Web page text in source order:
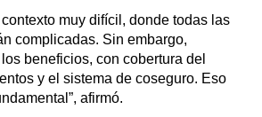
muy difícil, donde todas las
complicadas. Sin embargo,
beneficios, con cobertura del
y el sistema de coseguro. Eso
afirmó.